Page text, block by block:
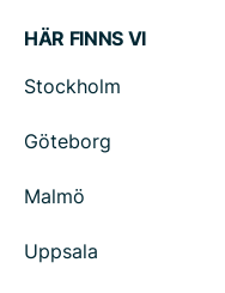
HÄR FINNS VI
Stockholm
Göteborg
Malmö
Uppsala